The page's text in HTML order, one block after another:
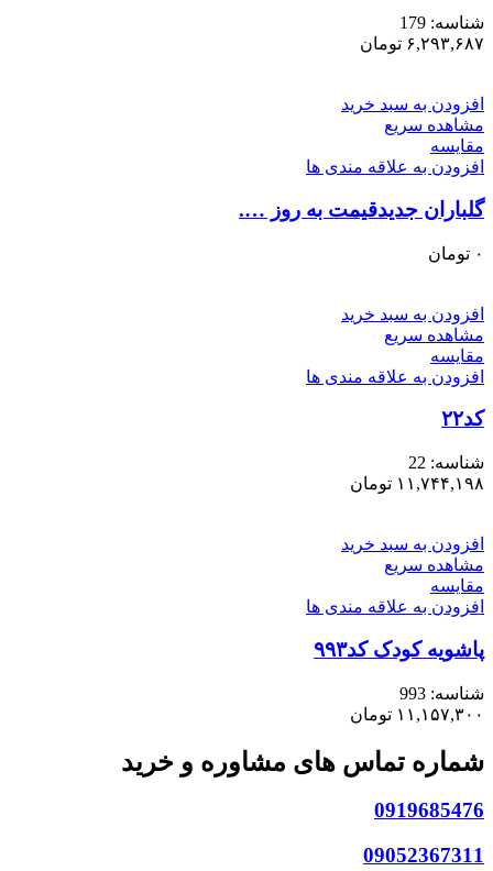
شناسه: 179
۶,۲۹۳,۶۸۷ تومان
افزودن به سبد خرید
مشاهده سریع
مقایسه
افزودن به علاقه مندی ها
گلباران جدیدقیمت به روز ….
۰ تومان
افزودن به سبد خرید
مشاهده سریع
مقایسه
افزودن به علاقه مندی ها
کد۲۲
شناسه: 22
۱۱,۷۴۴,۱۹۸ تومان
افزودن به سبد خرید
مشاهده سریع
مقایسه
افزودن به علاقه مندی ها
پاشویه کودک کد۹۹۳
شناسه: 993
۱۱,۱۵۷,۳۰۰ تومان
شماره تماس های مشاوره و خرید
0919685476
09052367311